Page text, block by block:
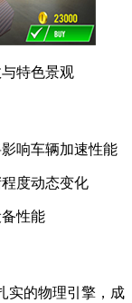
特色景观
响车辆加速性能
度动态变化
性能
实的物理引擎，成